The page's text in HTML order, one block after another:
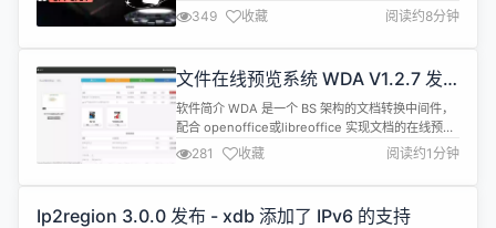
折叠与苹果iPhone 17将再度正面硬刚，各厂商正为
自家新旗舰做最后筹备冲刺，8月总共依稀发布了几
台新机。 荣耀推出两款入门机型畅玩70 Plus和
Flip2；蓝厂端出主打性能、续航中端机iQOO...
349 收藏 阅读约8分钟
文件在线预览系统 WDA V1.2.7 发
布（执行在线管理转换规则）
软件简介 WDA 是一个 BS 架构的文档转换中间件，
配合 openoffice或libreoffice 实现文档的在线预
览，实现本地 office 文档转换为 html，PDF，TXT
等格式，并以 HTML 方式预览文档，可以转换文
档：doc、docx、ppt、pptx、xls、xlsx，zip、rar
281 收藏 阅读约1分钟
Ip2region 3.0.0 发布 - xdb 添加了 IPv6 的支持